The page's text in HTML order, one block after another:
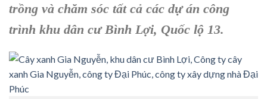
trồng và chăm sóc tất cả các dự án công
trình khu dân cư Bình Lợi, Quốc lộ 13.